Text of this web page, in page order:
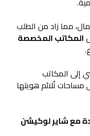
مما زاد من الطلب
المكاتب المخصصة
إلى المكاتب
مساحات تُلائم هويتها
مع شاير لوكيشن